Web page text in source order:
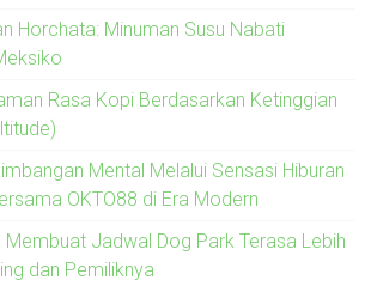
Horchata: Minuman Susu Nabati
Rasa Kopi Berdasarkan Ketinggian
Mental Melalui Sensasi Hiburan
OKTO88 di Era Modern
Membuat Jadwal Dog Park Terasa Lebih
dan Pemiliknya